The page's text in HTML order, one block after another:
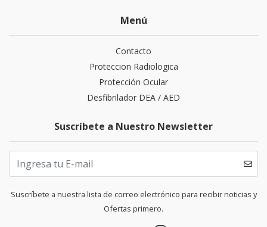
Menú
Contacto
Proteccion Radiologica
Protección Ocular
Desfibrilador DEA / AED
Suscríbete a Nuestro Newsletter
Suscríbete a nuestra lista de correo electrónico para recibir noticias y
Ofertas primero.